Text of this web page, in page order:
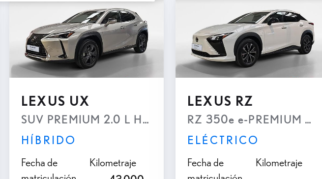
LEXUS UX
SUV PREMIUM 2.0 L Híbrido (2WD)
HÍBRIDO
Fecha de
Kilometraje
LEXUS RZ
RZ 350e e-PREMIUM
ELÉCTRICO
Fecha de
Kilometraje